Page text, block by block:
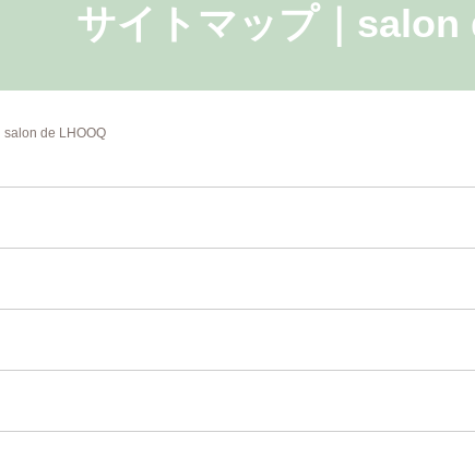
サイトマップ｜salon
salon de LHOOQ